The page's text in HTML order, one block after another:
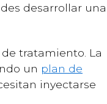
desarrollar una
tratamiento. La
un plan de
inyectarse